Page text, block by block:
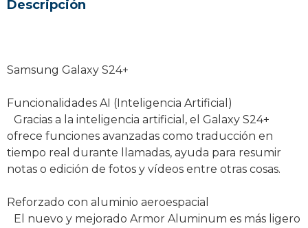
Descripción
Samsung Galaxy S24+
Funcionalidades AI (Inteligencia Artificial)
Gracias a la inteligencia artificial, el Galaxy S24+
ofrece funciones avanzadas como traducción en
tiempo real durante llamadas, ayuda para resumir
notas o edición de fotos y vídeos entre otras cosas.
Reforzado con aluminio aeroespacial
El nuevo y mejorado Armor Aluminum es más ligero